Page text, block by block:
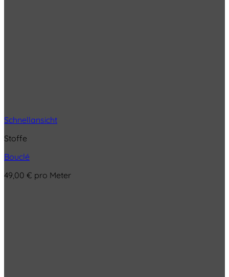
Schnellansicht
Stoffe
Bouclé
49,00 € pro Meter